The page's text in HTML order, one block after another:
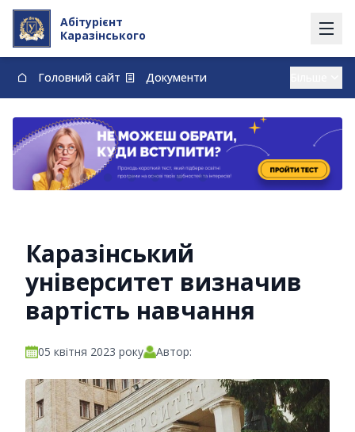
Абітурієнт
Каразінського
Головний сайт
Документи
Вступ із тимчасово окупованих території
Контакти
Карта
Договори про навчання та оплату навчання
vstup@karazin.ua
0-800-33-48-73
Каразінський
університет визначив
вартість навчання
05 квітня 2023 року Автор: